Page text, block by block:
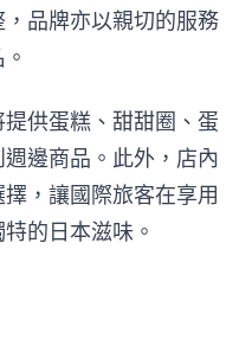
品牌亦以親切的服務
供蛋糕、甜甜圈、蛋
邊商品。此外，店內
，讓國際旅客在享用
的日本滋味。